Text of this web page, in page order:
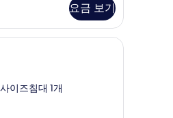
요금 보기
비치
실 내 금고, 책상, 무료 WiFi, 각각 다르게 가
이즈침대 1개